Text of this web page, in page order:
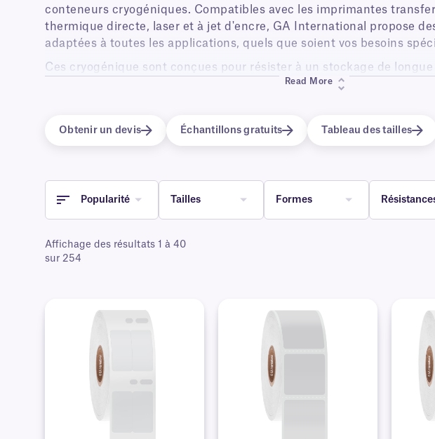
conteneurs cryogéniques. Compatibles avec les imprimantes
thermique directe, laser et à jet d'encre, GA International propose
adaptées à toutes les applications, quels que soient vos besoins
Ces cryogénique sont conçues pour résister à un stockage de
en phase vapeur d'azote liquide (-196 °C), dans des congélateurs de
s'adaptent à toutes les surfaces et facilitent le codage couleur.
Read More
Obtenir un devis Échantillons gratuits Tableau des tailles
Popularité Tailles Formes
Affichage des résultats 1 à 40
sur 254